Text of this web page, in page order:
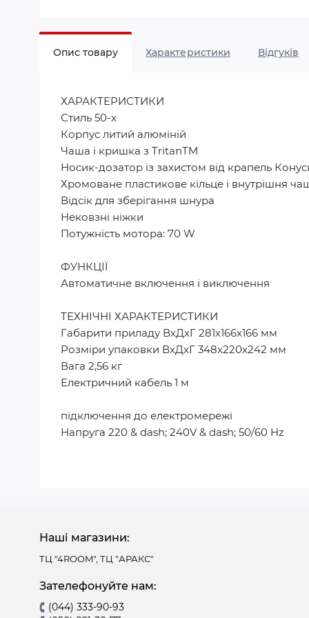
Опис товару Характеристики Відгуків
ХАРАКТЕРИСТИКИ
Стиль 50-х
Корпус литий алюміній
Чаша і кришка з TritanTM
Носик-дозатор із захистом від крапель
Хромоване пластикове кільце і внутрішня
Відсік для зберігання шнура
Нековзні ніжки
Потужність мотора: 70 W
ФУНКЦІЇ
Автоматичне включення і виключення
ТЕХНІЧНІ ХАРАКТЕРИСТИКИ
Габарити приладу ВхДxГ 281x166x166 мм
Розміри упаковки ВхДxГ 348x220x242 мм
Вага 2,56 кг
Електричний кабель 1 м
підключення до електромережі
Напруга 220 & dash; 240V & dash; 50/60 Hz
Наші магазини:
ТЦ "4ROOM", ТЦ "АРАКС"
Зателефонуйте нам:
(044) 333-90-93